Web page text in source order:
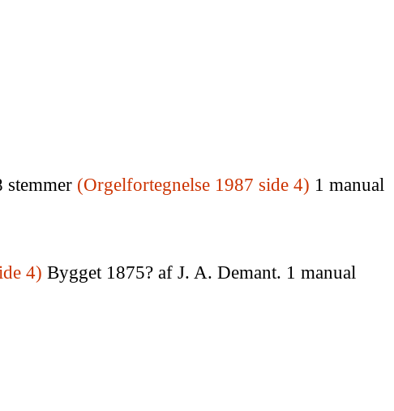
stemmer (Orgelfortegnelse 1987 side 4) 1 manual
4) Bygget 1875? af J. A. Demant. 1 manual